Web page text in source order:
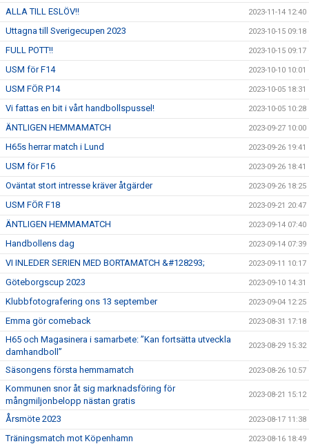
ALLA TILL ESLÖV!! 2023-11-14 12:40
Uttagna till Sverigecupen 2023 2023-10-15 09:18
FULL POTT!! 2023-10-15 09:17
USM för F14 2023-10-10 10:01
USM FÖR P14 2023-10-05 18:31
Vi fattas en bit i vårt handbollspussel! 2023-10-05 10:28
ÄNTLIGEN HEMMAMATCH 2023-09-27 10:00
H65s herrar match i Lund 2023-09-26 19:41
USM för F16 2023-09-26 18:41
Oväntat stort intresse kräver åtgärder 2023-09-26 18:25
USM FÖR F18 2023-09-21 20:47
ÄNTLIGEN HEMMAMATCH 2023-09-14 07:40
Handbollens dag 2023-09-14 07:39
VI INLEDER SERIEN MED BORTAMATCH &#128293; 2023-09-11 10:17
Göteborgscup 2023 2023-09-10 14:31
Klubbfotografering ons 13 september 2023-09-04 12:25
Emma gör comeback 2023-08-31 17:18
H65 och Magasinera i samarbete: ”Kan fortsätta utveckla
damhandboll”
2023-08-29 15:32
Säsongens första hemmamatch 2023-08-26 10:57
Kommunen snor åt sig marknadsföring för
mångmiljonbelopp nästan gratis
2023-08-21 15:12
Årsmöte 2023 2023-08-17 11:38
Träningsmatch mot Köpenhamn 2023-08-16 18:49